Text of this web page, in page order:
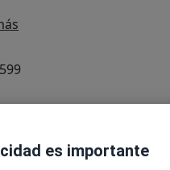
es importante